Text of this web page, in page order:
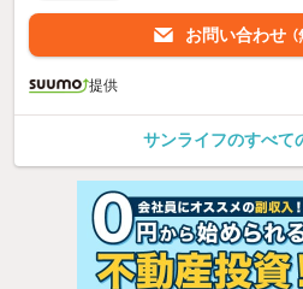
お問い合わせ
提供
サンライフのすべて